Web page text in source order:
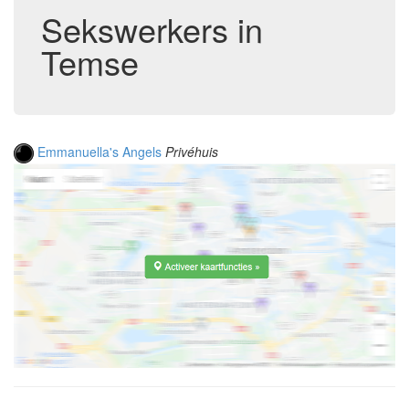
Sekswerkers in
Temse
Emmanuella's Angels Privéhuis